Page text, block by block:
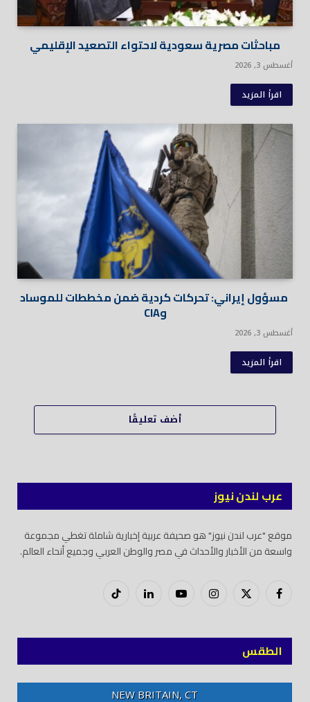
مباحثات مصرية سعودية لاحتواء التصعيد الإقليمي
أغسطس 3, 2026
اقرأ المزيد
مسؤول إيراني: تحركات كردية ضمن مخططات للموساد
وCIA
أغسطس 3, 2026
اقرأ المزيد
أضف تعليقًا
عرب لندن نيوز
موقع "عرب لندن نيوز" هو صحيفة عربية إخبارية شاملة تغطي مجموعة
واسعة من الأخبار والأحداث في مصر والوطن العربي وجميع أنحاء العالم.
فيسبوكX
إنستغراميوتيوب لينكدود
تيك
الطقس
NEW BRITAIN, CT